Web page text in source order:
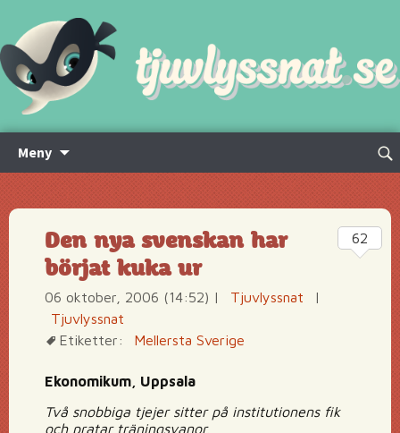
Meny
innehåll
Sök
Den nya svenskan har
börjat kuka ur
06 oktober, 2006 (14:52) | Tjuvlyssnat
|
Tjuvlyssnat
Etiketter:
Mellersta Sverige
Ekonomikum, Uppsala
Två snobbiga tjejer sitter på institutionens fik
och pratar träningsvanor.
62